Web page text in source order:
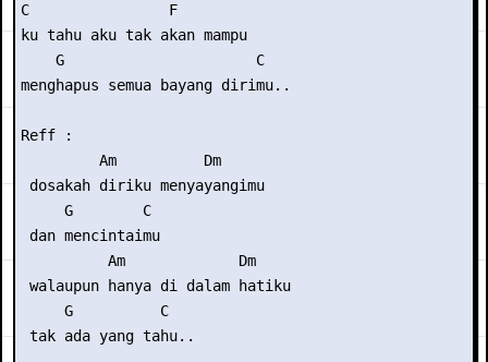
C                F
ku tahu aku tak akan mampu
    G                      C
menghapus semua bayang dirimu..
Reff :
         Am          Dm
dosakah diriku menyayangimu
     G        C
dan mencintaimu
          Am             Dm
walaupun hanya di dalam hatiku
     G          C
tak ada yang tahu..